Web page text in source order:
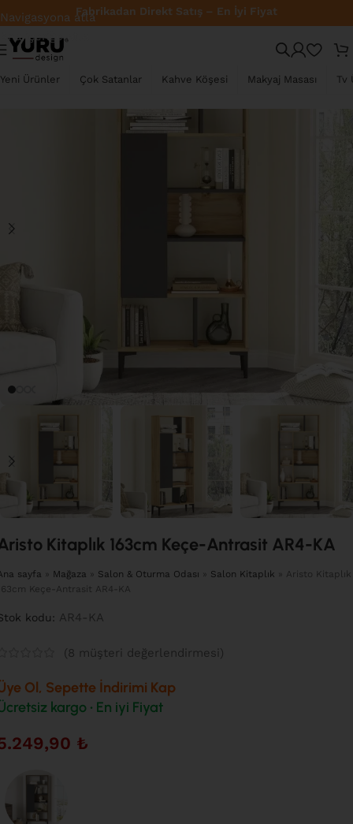
Navigasyona atla
Ana içeriğe atla
Türkiye Geneli Ücretsiz Kargo
Yeni Ürünler Çok Satanlar Kahve Köşesi Makyaj Masası Tv
Kitaplık 163cm Keçe-Antrasit AR4-KA
sayfa » Mağaza » Salon & Oturma Odası » Salon Kitaplık » Aristo Kitaplık
Keçe-Antrasit AR4-KA
kodu: AR4-KA
(8 müşteri değerlendirmesi)
Ol, Sepette İndirimi Kap
kargo • En iyi Fiyat
₺